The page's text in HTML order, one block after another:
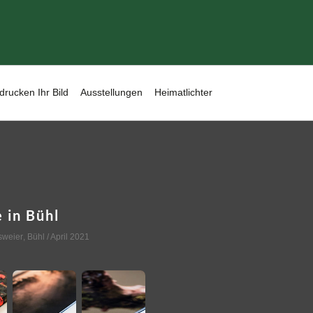
Ihr Bild Ausstellungen Heimatlichter
in Bühl
, Bühl / April 2021